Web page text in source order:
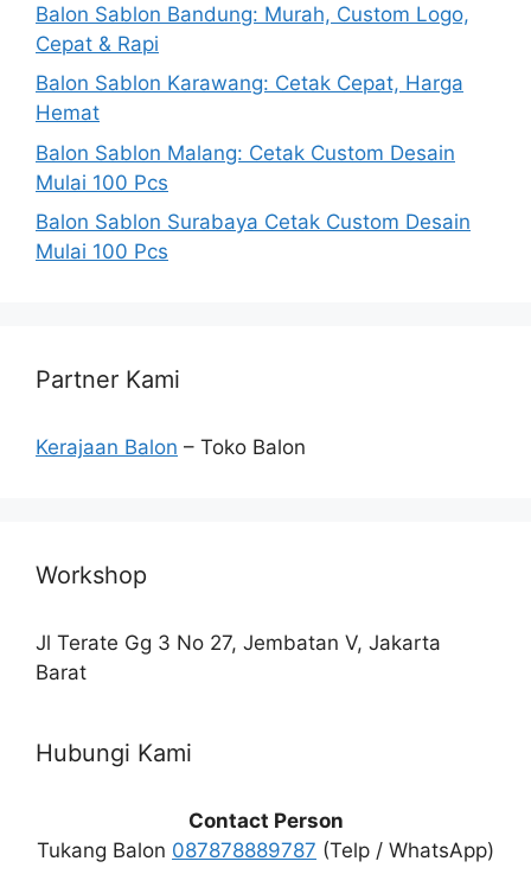
Balon Sablon Bandung: Murah, Custom Logo,
Cepat & Rapi
Balon Sablon Karawang: Cetak Cepat, Harga
Hemat
Balon Sablon Malang: Cetak Custom Desain
Mulai 100 Pcs
Balon Sablon Surabaya Cetak Custom Desain
Mulai 100 Pcs
Partner Kami
Kerajaan Balon – Toko Balon
Workshop
Jl Terate Gg 3 No 27, Jembatan V, Jakarta
Barat
Hubungi Kami
Contact Person
Tukang Balon 087878889787 (Telp / WhatsApp)